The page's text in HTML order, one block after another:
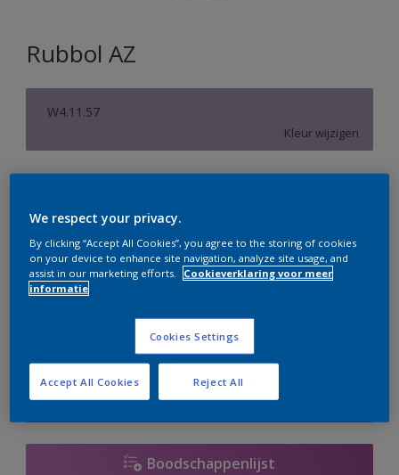
Rubbol AZ
W4.11.57
Kleur wijzigen
Aantal Verfcalculator
Op dit moment is het niet mogelijk dit product online
te bestellen. Bezoek je dichtstbijzijnde winkel of klik op
de knop hieronder.
Boodschappenlijst
We respect your privacy.
By clicking “Accept All Cookies”, you agree to the storing of cookies
on your device to enhance site navigation, analyze site usage, and
assist in our marketing efforts.
Cookieverklaring voor meer
informatie
Cookies Settings
Reject All
Accept All Cookies